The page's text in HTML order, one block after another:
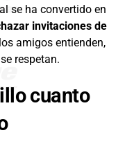
se ha convertido en
invitaciones de
amigos entienden,
respetan.
cuanto